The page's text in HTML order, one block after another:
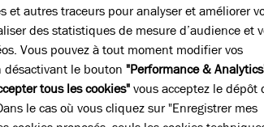
les surfaces SDP
Les prix indiqués
les places de parking.
vente : 1 750 euros HT/m²
de parking : 4 000 euros
Ventes en VEFA
et autres traceurs pour analyser et améliorer
des statistiques de mesure d’audience et
Vous pouvez à tout moment modifier vos
désactivant le bouton "Performance &
tous les cookies"vous acceptez le dépôt
le cas où vous cliquez sur "Enregistrer mes